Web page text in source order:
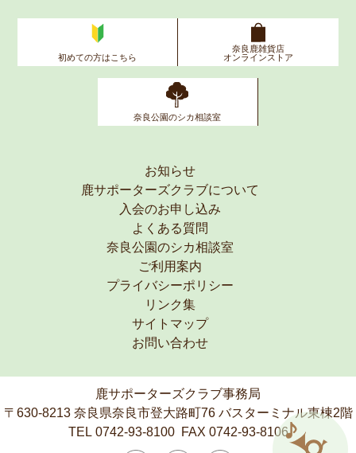
初めての方はこちら
奈良鹿雑貨店
オンラインストア
奈良公園のシカ相談室
お知らせ
鹿サポーターズクラブについて
入会のお申し込み
よくある質問
奈良公園のシカ相談室
ご利用案内
プライバシーポリシー
リンク集
サイトマップ
お問い合わせ
鹿サポーターズクラブ事務局
〒630-8213 奈良県奈良市登大路町76 バスターミナル東棟2階
TEL 0742-93-8100FAX 0742-93-8106